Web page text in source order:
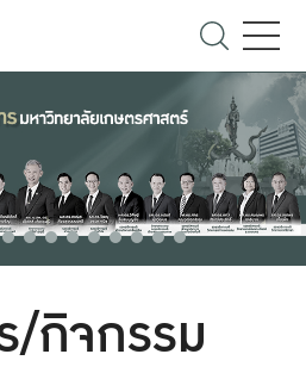
/กิจกรรม